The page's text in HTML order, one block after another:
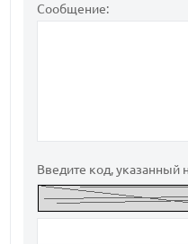
Сообщение:
Введите код, указанный